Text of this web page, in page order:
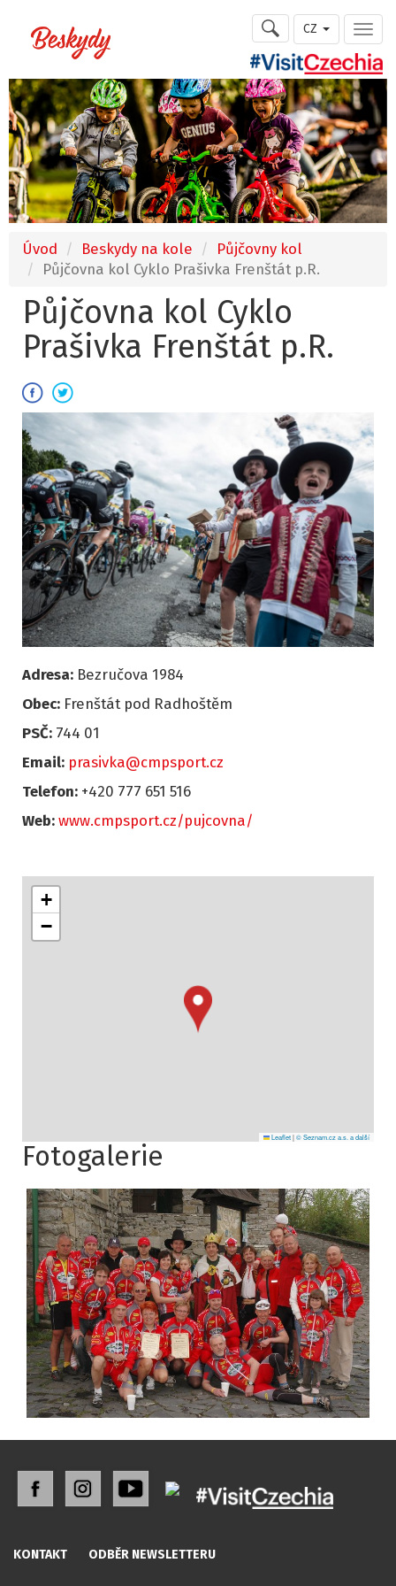
CZ
Úvod Beskydy na kole
Půjčovny kol
Půjčovna kol Cyklo Prašivka Frenštát p.R.
Půjčovna kol Cyklo
Prašivka Frenštát p.R.
Adresa: Bezručova 1984
Obec: Frenštát pod Radhoštěm
PSČ: 744 01
Email: prasivka@cmpsport.cz
Telefon: +420 777 651 516
Web: www.cmpsport.cz/pujcovna/
+
−
Leaflet|© Seznam.cz a.s. a další
Fotogalerie
KONTAKT ODBĚR NEWSLETTERU